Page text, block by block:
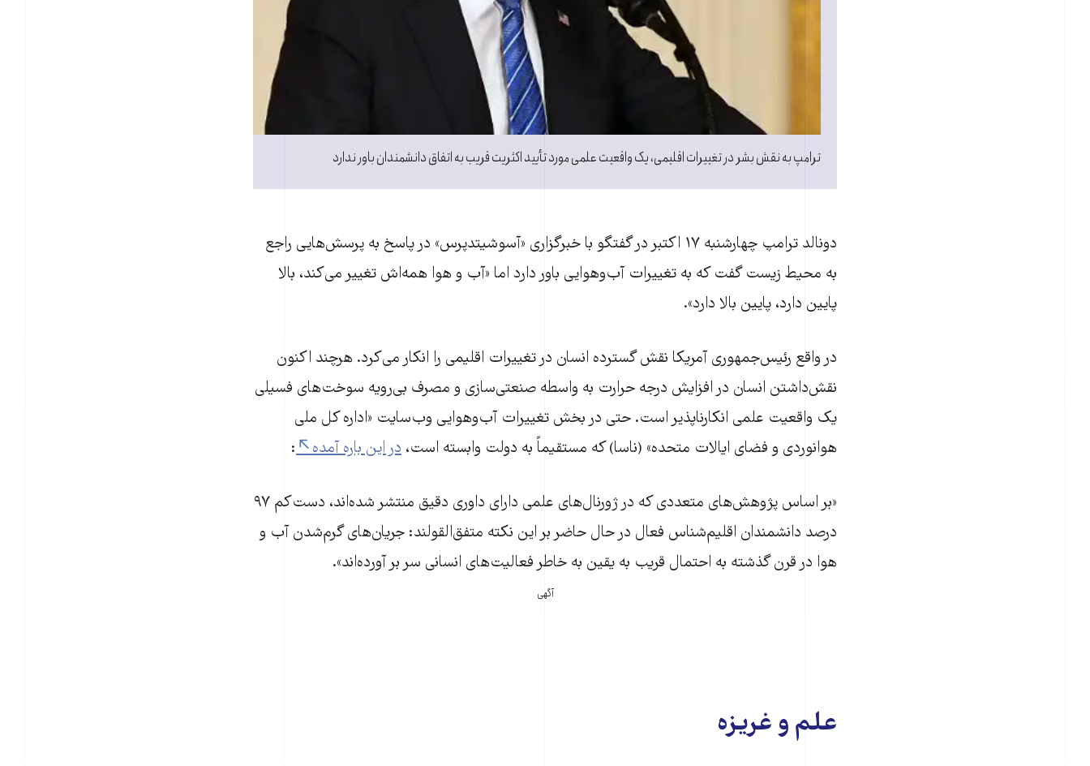
ترامپ به نقش بشر در تغییرات اقلیمی، یک واقعیت علمی مورد تأیید اکثریت قریب به اتفاق دانشمندان باور ندارد
دونالد ترامپ چهارشنبه ۱۷ اکتبر در گفتگو با خبرگزاری «آسوشیتدپرس» در پاسخ به پرسش‌هایی راجع
به محیط زیست گفت که به تغییرات آب‌و‌هوایی باور دارد اما «آب و هوا همه‌اش تغییر می‌کند، بالا
پایین دارد،‌ پایین بالا دارد».
در واقع رئیس‌جمهوری آمریکا نقش گسترده انسان در تغییرات اقلیمی را انکار می‌کرد. هرچند اکنون
نقش‌داشتن انسان در افزایش درجه حرارت به واسطه صنعتی‌سازی و مصرف بی‌رویه سوخت‌های فسیلی
یک واقعیت علمی انکارناپذیر است. حتی در بخش تغییرات آب‌و‌هوایی وب‌سایت «اداره کل ملی
هوانوردی و فضای ایالات متحده» (ناسا) که مستقیماً‌ به دولت وابسته است،‌ در این باره آمده :
«بر اساس پژوهش‌های متعددی که در ژورنال‌های علمی دارای داوری دقیق منتشر شده‌اند،‌ دست‌کم ۹۷
درصد دانشمندان اقلیم‌شناس فعال در حال حاضر بر این نکته متفق‌القولند: جریان‌های گرم‌شدن آب و
هوا در قرن گذشته به احتمال قریب به یقین به خاطر فعالیت‌های انسانی سر بر آورده‌اند».
آگهی
علم و غریزه